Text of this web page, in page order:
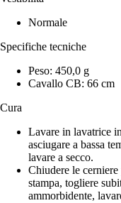
Normale
Specifiche tecniche
Peso: 450,0 g
Cavallo CB: 66 cm
Cura
Lavare in lavatrice
asciugare a bassa
lavare a secco.
Chiudere le
stampa, togliere
ammorbidente,